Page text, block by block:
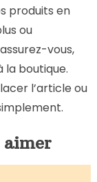
produits en
ou
vous,
la boutique.
l’article ou
aimer